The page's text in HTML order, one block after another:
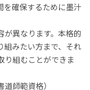
を確保するために墨汁
が異なります。本格的
組みたい方まで、それ
り組むことができま
師範資格）